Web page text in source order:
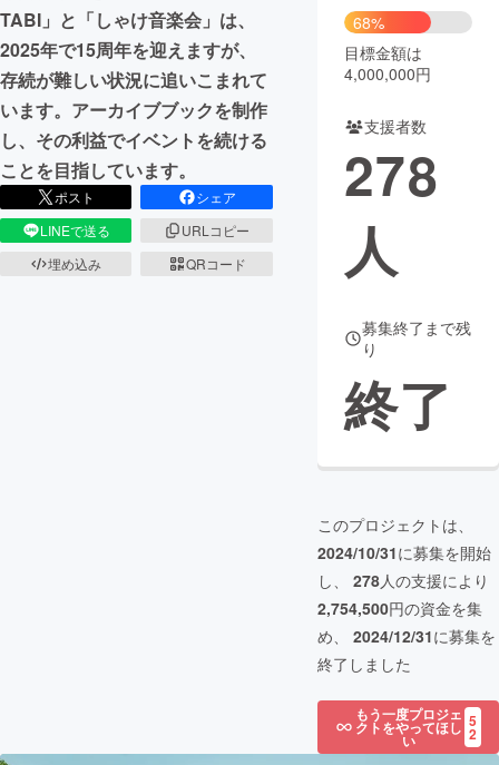
CAMPFIRE for Social Good
CAMPFIRE Creation
CAMPFIREふるさと納税
コミュニティ
TABI」と「しゃけ音楽会」は、
2025年で15周年を迎えますが、
存続が難しい状況に追いこまれて
います。アーカイブブックを制作
し、その利益でイベントを続ける
ことを目指しています。
ポスト
シェア
LINEで送る
URLコピー
埋め込み
QRコード
68%
目標金額は
4,000,000円
支援者数
278
人
募集終了まで残
り
終了
このプロジェクトは、
2024/10/31に募集を開始
し、 278人の支援により
2,754,500円の資金を集
め、 2024/12/31に募集を
終了しました
もう一度プロジェ
クトをやってほし
い
5
2